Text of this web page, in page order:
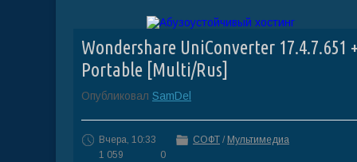
Wondershare UniConverter 17.4.7.651
Portable [Multi/Rus]
Опубликовал SamDel
Вчера, 10:33 СОФТ / Мультимедиа
1 059
0